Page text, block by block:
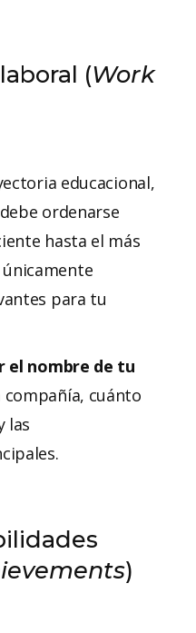
(Work
educacional,
debe ordenarse
hasta el más
para tu
el nombre de tu
cuánto
las
)